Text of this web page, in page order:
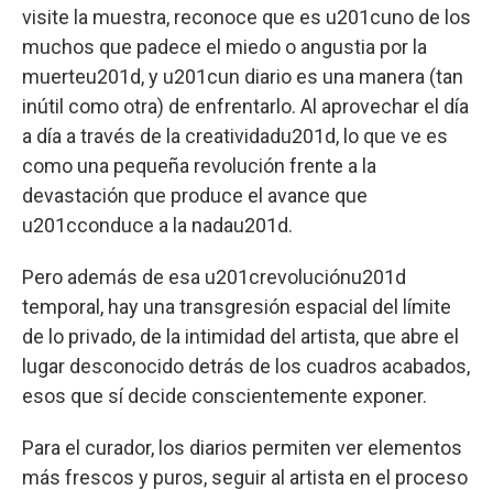
visite la muestra, reconoce que es u201cuno de los
muchos que padece el miedo o angustia por la
muerteu201d, y u201cun diario es una manera (tan
inútil como otra) de enfrentarlo. Al aprovechar el día
a día a través de la creatividadu201d, lo que ve es
como una pequeña revolución frente a la
devastación que produce el avance que
u201cconduce a la nadau201d.
Pero además de esa u201crevoluciónu201d
temporal, hay una transgresión espacial del límite
de lo privado, de la intimidad del artista, que abre el
lugar desconocido detrás de los cuadros acabados,
esos que sí decide conscientemente exponer.
Para el curador, los diarios permiten ver elementos
más frescos y puros, seguir al artista en el proceso